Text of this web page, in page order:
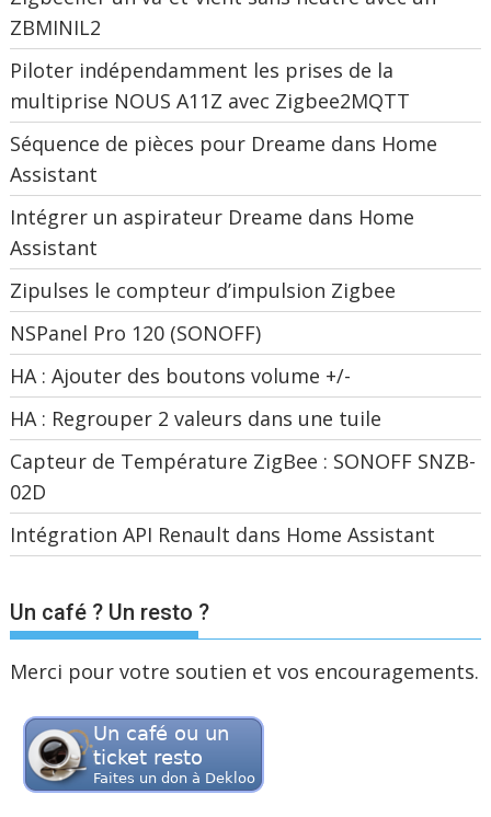
ZBMINIL2
Piloter indépendamment les prises de la
multiprise NOUS A11Z avec Zigbee2MQTT
Séquence de pièces pour Dreame dans Home
Assistant
Intégrer un aspirateur Dreame dans Home
Assistant
Zipulses le compteur d’impulsion Zigbee
NSPanel Pro 120 (SONOFF)
HA : Ajouter des boutons volume +/-
HA : Regrouper 2 valeurs dans une tuile
Capteur de Température ZigBee : SONOFF SNZB-
02D
Intégration API Renault dans Home Assistant
Un café ? Un resto ?
Merci pour votre soutien et vos encouragements.